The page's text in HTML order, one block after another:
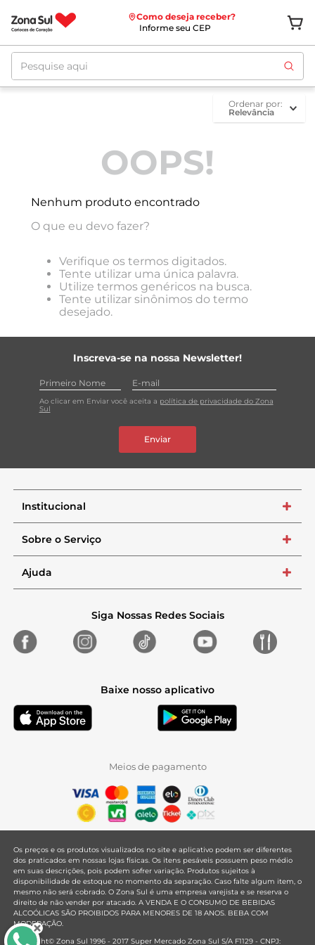
Como deseja receber?
Informe seu CEP
Pesquise aqui
ordenar por
Relevância
OOPS!
Nenhum produto encontrado
O que eu devo fazer?
Verifique os termos digitados.
Tente utilizar uma única palavra.
Utilize termos genéricos na busca.
Tente utilizar sinônimos do termo
desejado.
Inscreva-se na nossa Newsletter!
Ao clicar em Enviar você aceita a política de privacidade do Zona
Sul
Enviar
Institucional +
Sobre o Serviço +
Ajuda +
Siga Nossas Redes Sociais
Baixe nosso aplicativo
Meios de pagamento
Os preços e os produtos visualizados no site e aplicativo podem ser diferentes
dos praticados em nossas lojas físicas. Os itens pesáveis possuem peso médio
em suas descrições, pois podem sofrer variação. Produtos sujeitos à
disponibilidade de estoque no momento da separação. Caso falte algum item, o
mesmo não será cobrado. O Zona Sul é uma empresa varejista e se reserva o
direito de não vender por atacado. A VENDA E O CONSUMO DE BEBIDAS
ALCOÓLICAS SÃO PROIBIDOS PARA MENORES DE 18 ANOS. BEBA COM
MODERAÇÃO.
Copyright© Zona Sul 1996 - 2017 Super Mercado Zona Sul S/A F1129 - CNPJ: